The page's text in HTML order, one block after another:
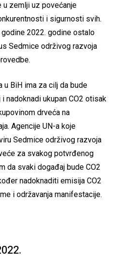
u zemlji uz povećanje
i sigurnosti svih.
2022. godine ostalo
Sedmice održivog razvoja
u BiH ima za cilj da bude
nadoknadi ukupan CO2 otisak
drveća na
Agencije UN-a koje
Sedmice održivog razvoja
za svakog potvrđenog
da svaki događaj bude CO2
nadoknaditi emisija CO2
i održavanja manifestacije.